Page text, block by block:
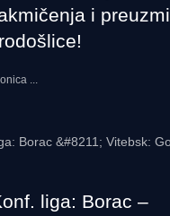
i preuzmi
...
liga: Borac –